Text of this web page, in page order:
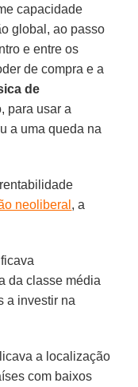
capacidade
global, ao passo
e entre os
de compra e a
de
para usar a
a uma queda na
neoliberal , a
da classe média
a investir na
a localização
com baixos